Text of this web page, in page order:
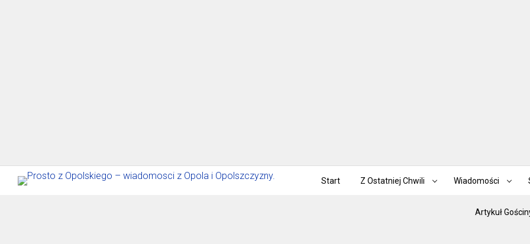
Start Z Ostatniej Chwili Wiadomości
Artykuł